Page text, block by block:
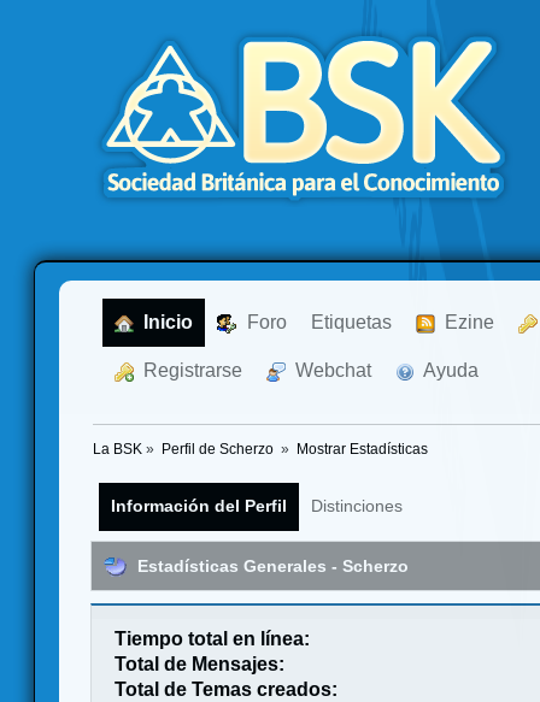
Inicio Foro Etiquetas Ezine
Registrarse Webchat Ayuda
La BSK » Perfil de Scherzo » Mostrar Estadísticas
Información del Perfil Distinciones
Estadísticas Generales - Scherzo
Tiempo total en línea:
Total de Mensajes:
Total de Temas creados: